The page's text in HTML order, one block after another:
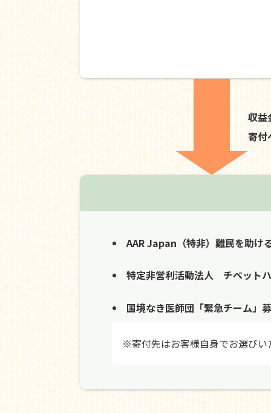
収益
寄付
AAR Japan（特非）難民を助け
特定非営利活動法人 チベット
国境なき医師団「緊急チーム」
※寄付先はお客様自身でお選びい